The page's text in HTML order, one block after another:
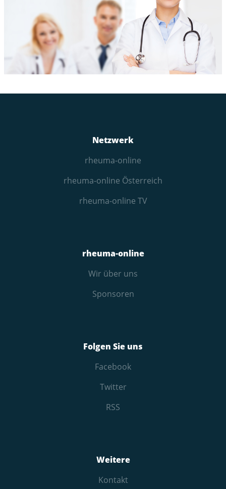
Netzwerk
rheuma-online
rheuma-online Österreich
rheuma-online TV
rheuma-online
Wir über uns
Sponsoren
Folgen Sie uns
Facebook
Twitter
RSS
Weitere
Kontakt